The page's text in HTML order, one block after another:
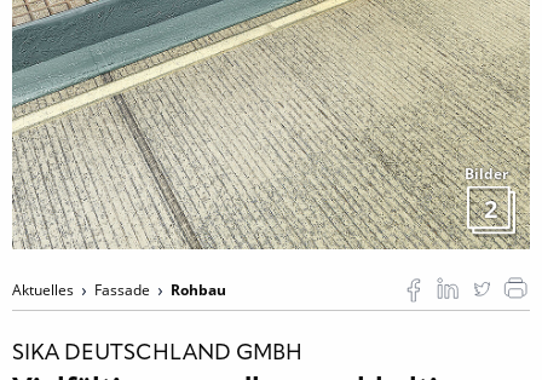
Bilder
2
Aktuelles Fassade Rohbau
SIKA DEUTSCHLAND GMBH